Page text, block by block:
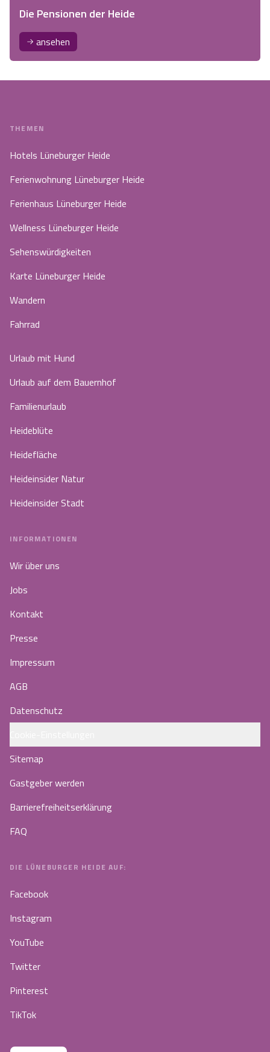
Die Pensionen der Heide
ansehen
THEMEN
Hotels Lüneburger Heide
Ferienwohnung Lüneburger Heide
Ferienhaus Lüneburger Heide
Wellness Lüneburger Heide
Sehenswürdigkeiten
Karte Lüneburger Heide
Wandern
Fahrrad
Urlaub mit Hund
Urlaub auf dem Bauernhof
Familienurlaub
Heideblüte
Heidefläche
Heideinsider Natur
Heideinsider Stadt
INFORMATIONEN
Wir über uns
Jobs
Kontakt
Presse
Impressum
AGB
Datenschutz
Sitemap
Gastgeber werden
Barrierefreiheitserklärung
FAQ
DIE LÜNEBURGER HEIDE AUF:
Facebook
Instagram
YouTube
Twitter
Pinterest
TikTok